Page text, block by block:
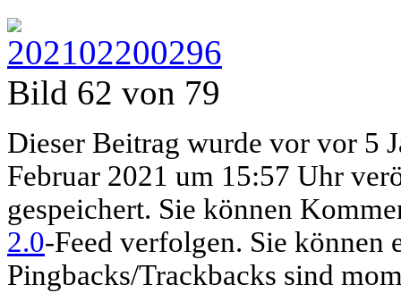
Bild 62 von 79
Dieser Beitrag wurde vor vor 5
Februar 2021 um 15:57 Uhr
gespeichert. Sie können
2.0-Feed verfolgen. Sie können
Pingbacks/Trackbacks sind